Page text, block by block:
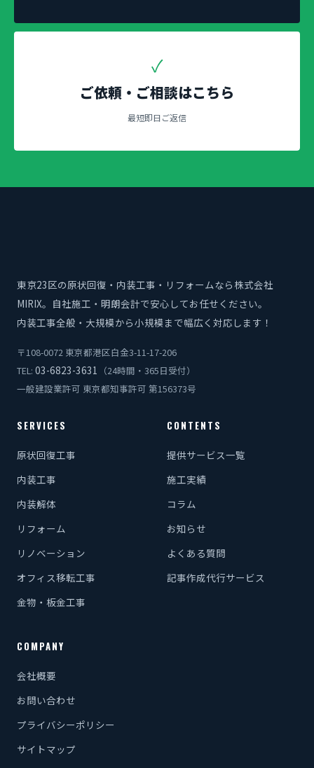
✓
ご依頼・ご相談はこちら
最短即日ご返信
東京23区の原状回復・内装工事・リフォームなら株式会社
MIRIX。自社施工・明朗会計で安心してお任せください。
内装工事全般・大規模から小規模まで幅広く対応します！
〒108-0072 東京都港区白金3-11-17-206
TEL: 03-6823-3631
（24時間・365日受付）
一般建設業許可 東京都知事許可 第156373号
SERVICES
原状回復工事
内装工事
内装解体
リフォーム
リノベーション
オフィス移転工事
金物・板金工事
CONTENTS
提供サービス一覧
施工実績
コラム
お知らせ
よくある質問
記事作成代行サービス
COMPANY
会社概要
お問い合わせ
プライバシーポリシー
サイトマップ